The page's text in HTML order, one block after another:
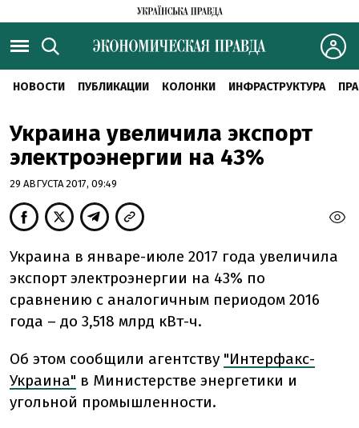
НОВОСТИ ПУБЛИКАЦИИ КОЛОНКИ ИНФРАСТРУКТУРА
Украина увеличила экспорт
электроэнергии на 43%
29 АВГУСТА 2017, 09:49
Украина в январе-июле 2017 года увеличила
экспорт электроэнергии на 43% по
сравнению с аналогичным периодом 2016
года – до 3,518 млрд кВт-ч.
Об этом сообщили агентству "Интерфакс-
Украина" в Министерстве энергетики и
угольной промышленности.